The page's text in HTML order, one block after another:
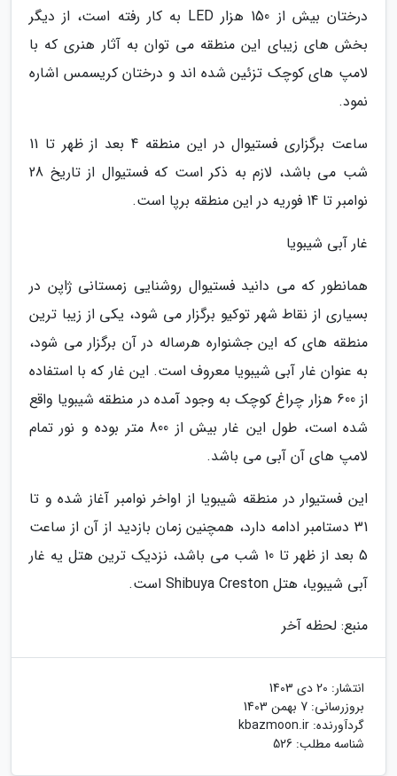
درختان بیش از 150 هزار LED به کار رفته است، از دیگر
بخش های زیبای این منطقه می توان به آثار هنری که با
لامپ های کوچک تزئین شده اند و درختان کریسمس اشاره
نمود.
ساعت برگزاری فستیوال در این منطقه 4 بعد از ظهر تا 11
شب می باشد، لازم به ذکر است که فستیوال از تاریخ 28
نوامبر تا 14 فوریه در این منطقه برپا است.
غار آبی شیبویا
همانطور که می دانید فستیوال روشنایی زمستانی ژاپن در
بسیاری از نقاط شهر توکیو برگزار می شود، یکی از زیبا ترین
منطقه های که این جشنواره هرساله در آن برگزار می شود،
به عنوان غار آبی شیبویا معروف است. این غار که با استفاده
از 600 هزار چراغ کوچک به وجود آمده در منطقه شیبویا واقع
شده است، طول این غار بیش از 800 متر بوده و نور تمام
لامپ های آن آبی می باشد.
این فستیوار در منطقه شیبویا از اواخر نوامبر آغاز شده و تا
31 دستامبر ادامه دارد، همچنین زمان بازدید از آن از ساعت
5 بعد از ظهر تا 10 شب می باشد، نزدیک ترین هتل یه غار
آبی شیبویا، هتل Shibuya Creston است.
منبع: لحظه آخر
انتشار: 20 دی 1403
بروزرسانی: 7 بهمن 1403
گردآورنده: kbazmoon.ir
شناسه مطلب: 526